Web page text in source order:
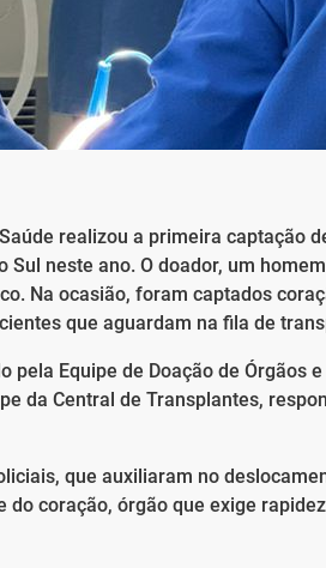
realizou a primeira captação
neste ano. O doador, um
Na ocasião, foram captados
que aguardam na fila de
Equipe de Doação de Órgãos
da Central de Transplantes,
que auxiliaram no
coração, órgão que exige